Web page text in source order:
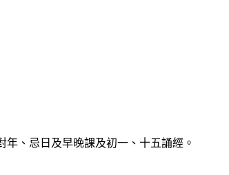
、忌日及早晚課及初一、十五誦經。